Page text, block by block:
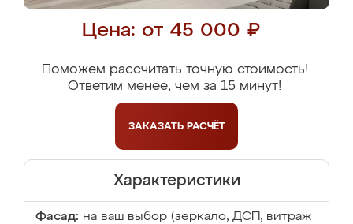
Цена: от 45 000 ₽
Поможем рассчитать точную стоимость!
Ответим менее, чем за 15 минут!
ЗАКАЗАТЬ РАСЧЁТ
Характеристики
Фасад: на ваш выбор (зеркало, ДСП, витраж